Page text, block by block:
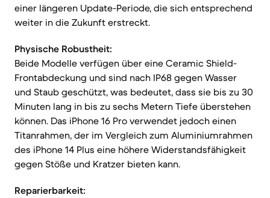
einer längeren Update-Periode, die sich entsprechend
weiter in die Zukunft erstreckt.
Physische Robustheit:
Beide Modelle verfügen über eine Ceramic Shield-
Frontabdeckung und sind nach IP68 gegen Wasser
und Staub geschützt, was bedeutet, dass sie bis zu 30
Minuten lang in bis zu sechs Metern Tiefe überstehen
können. Das iPhone 16 Pro verwendet jedoch einen
Titanrahmen, der im Vergleich zum Aluminiumrahmen
des iPhone 14 Plus eine höhere Widerstandsfähigkeit
gegen Stöße und Kratzer bieten kann.
Reparierbarkeit: